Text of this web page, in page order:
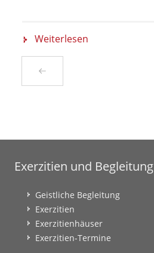
Weiterlesen
Exerzitien und Begleitung
Geistliche Begleitung
Exerzitien
Exerzitienhäuser
Exerzitien-Termine